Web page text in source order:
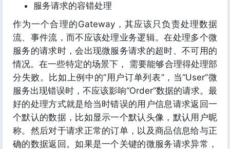
服务请求的容错处理
作为一个合理的Gateway，其应该只负责处理数据
流、事件流，而不应该处理业务逻辑。在处理多个微
服务的请求时，会出现微服务请求的超时、不可用的
情况。在一些特定的场景下， 需要能够合理得处理部
分失败。比如上例中的“用户订单列表”，当“User”微
服务出现错误时，不应该影响“Order”数据的请求。最
好的处理方式就是给当时错误的用户信息请求返回一
个默认的数据，比如显示一个默认头像，默认用户昵
称。然后对于请求正常的订单，以及商品信息给与正
确的数据返回。如果是一个关键的微服务请求异常，